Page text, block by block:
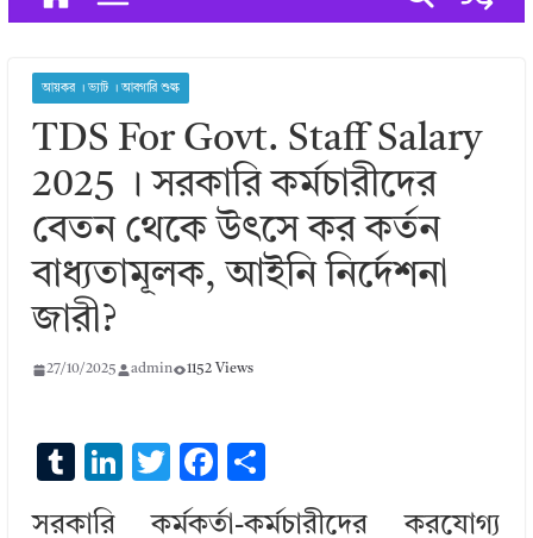
আয়কর । ভ্যাট । আবগারি শুল্ক
TDS For Govt. Staff Salary
2025 । সরকারি কর্মচারীদের
বেতন থেকে উৎসে কর কর্তন
বাধ্যতামূলক, আইনি নির্দেশনা
জারী?
27/10/2025 admin 1152 Views
T
u
Li
T
w
F
ac
h
সরকারি কর্মকর্তা-কর্মচারীদের করযোগ্য